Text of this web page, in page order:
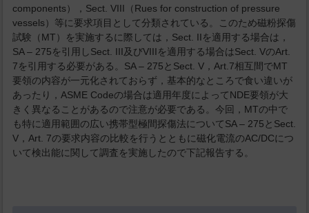
components），Sect. VIII（Rues for construction of pressure
vessels）等に要求項目として分類されている。このため磁粉探傷
試験（MT）を実施するに際しては，Sect. IIを適用する場合は，
SA – 275を引用しSect. III及びVIIIを適用する場合はSect. VのArt.
7を引用する必要がある。SA – 275とSect. V，Art.7相互間でMT
要領の内容が一元化されておらず，基本的なところで食い違いが
あったり，ASME Codeの場合は適用年度によってNDE要領が大
きく異なることがあるので注意が必要である。今回，MTの中で
も特に適用範囲の広い携帯型極間探傷法についてSA – 275とSect.
V，Art. 7の要求内容の比較を行うとともに磁化電流のAC/DCにつ
いて検出能に関して調査を実施したので下記報告する。